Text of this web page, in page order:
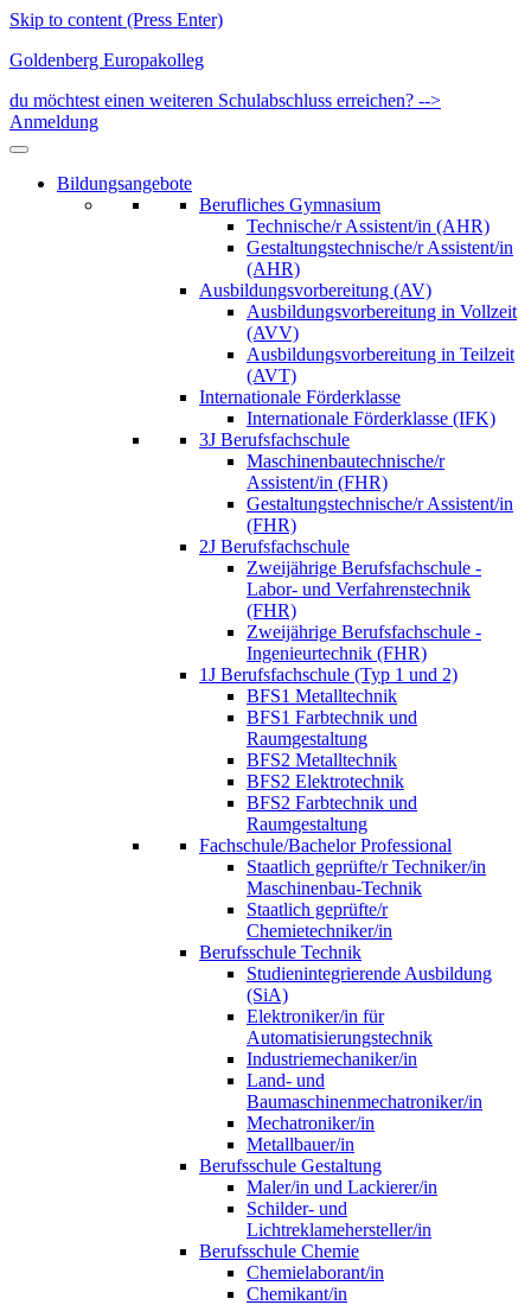
Skip to content (Press Enter)
Goldenberg Europakolleg
du möchtest einen weiteren Schulabschluss erreichen? -->
Anmeldung
Bildungsangebote
Berufliches Gymnasium
Technische/r Assistent/in (AHR)
Gestaltungstechnische/r Assistent/in
(AHR)
Ausbildungsvorbereitung (AV)
Ausbildungsvorbereitung in Vollzeit
(AVV)
Ausbildungsvorbereitung in Teilzeit
(AVT)
Internationale Förderklasse
Internationale Förderklasse (IFK)
3J Berufsfachschule
Maschinenbautechnische/r
Assistent/in (FHR)
Gestaltungstechnische/r Assistent/in
(FHR)
2J Berufsfachschule
Zweijährige Berufsfachschule -
Labor- und Verfahrenstechnik
(FHR)
Zweijährige Berufsfachschule -
Ingenieurtechnik (FHR)
1J Berufsfachschule (Typ 1 und 2)
BFS1 Metalltechnik
BFS1 Farbtechnik und
Raumgestaltung
BFS2 Metalltechnik
BFS2 Elektrotechnik
BFS2 Farbtechnik und
Raumgestaltung
Fachschule/Bachelor Professional
Staatlich geprüfte/r Techniker/in
Maschinenbau-Technik
Staatlich geprüfte/r
Chemietechniker/in
Berufsschule Technik
Studienintegrierende Ausbildung
(SiA)
Elektroniker/in für
Automatisierungstechnik
Industriemechaniker/in
Land- und
Baumaschinenmechatroniker/in
Mechatroniker/in
Metallbauer/in
Berufsschule Gestaltung
Maler/in und Lackierer/in
Schilder- und
Lichtreklamehersteller/in
Berufsschule Chemie
Chemielaborant/in
Chemikant/in